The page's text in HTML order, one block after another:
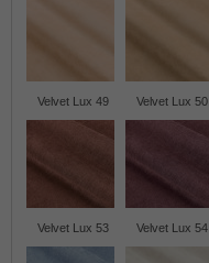
Velvet Lux 49 Velvet Lux 50
Velvet Lux 53 Velvet Lux 54